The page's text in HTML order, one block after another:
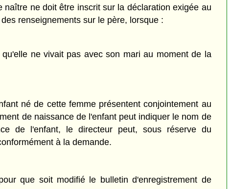
ne doit être inscrit sur la déclaration exigée au
renseignements sur le père, lorsque :
ne vivait pas avec son mari au moment de la
né de cette femme présentent conjointement au
de naissance de l'enfant peut indiquer le nom de
de l'enfant, le directeur peut, sous réserve du
à la demande.
que soit modifié le bulletin d'enregistrement de